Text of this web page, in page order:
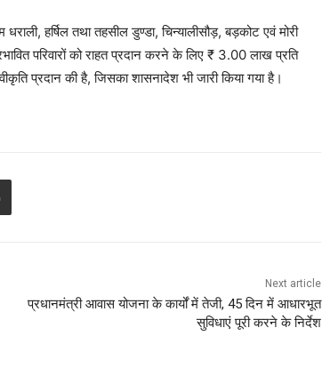
हर्षिल तथा तहसील डुण्डा, चिन्यालीसौड़, बड़कोट एवं मोरी
परिवारों को राहत प्रदान करने के लिए ₹ 3.00 लाख प्रति
प्रदान की है, जिसका शासनादेश भी जारी किया गया है।
Next article
प्रधानमंत्री आवास योजना के कार्यों में तेजी, 45 दिन में आधारभूत
सुविधाएं पूरी करने के निर्देश